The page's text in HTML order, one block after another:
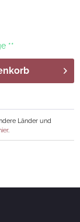
**
Länder und
.